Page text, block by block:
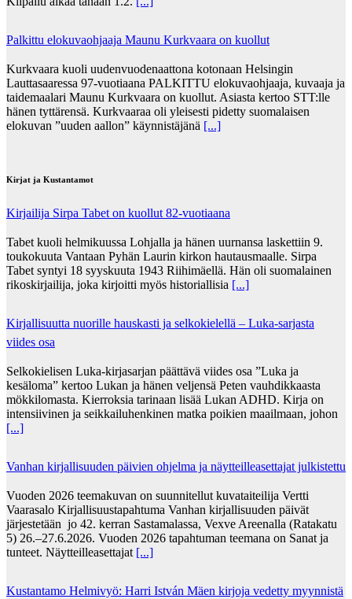
Palkittu elokuvaohjaaja Maunu Kurkvaara on kuollut
Kurkvaara kuoli uudenvuodenaattona kotonaan Helsingin
Lauttasaaressa 97-vuotiaana PALKITTU elokuvaohjaaja, kuvaaja ja
taidemaalari Maunu Kurkvaara on kuollut. Asiasta kertoo STT:lle
hänen tyttärensä. Kurkvaaraa oli yleisesti pidetty suomalaisen
elokuvan ”uuden aallon” käynnistäjänä [...]
Kirjat ja Kustantamot
Kirjailija Sirpa Tabet on kuollut 82-vuotiaana
Tabet kuoli helmikuussa Lohjalla ja hänen uurnansa laskettiin 9.
toukokuuta Vantaan Pyhän Laurin kirkon hautausmaalle. Sirpa
Tabet syntyi 18 syyskuuta 1943 Riihimäellä. Hän oli suomalainen
rikoskirjailija, joka kirjoitti myös historiallisia [...]
Kirjallisuutta nuorille hauskasti ja selkokielellä – Luka-sarjasta
viides osa
Selkokielisen Luka-kirjasarjan päättävä viides osa ”Luka ja
kesäloma” kertoo Lukan ja hänen veljensä Peten vauhdikkaasta
mökkilomasta. Kierroksia tarinaan lisää Lukan ADHD. Kirja on
intensiivinen ja seikkailuhenkinen matka poikien maailmaan, johon
[...]
Vanhan kirjallisuuden päivien ohjelma ja näytteilleasettajat julkistettu
Vuoden 2026 teemakuvan on suunnitellut kuvataiteilija Vertti
Vaarasalo Kirjallisuustapahtuma Vanhan kirjallisuuden päivät
järjestetään jo 42. kerran Sastamalassa, Vexve Areenalla (Ratakatu
5) 26.–27.6.2026. Vuoden 2026 tapahtuman teemana on Sanat ja
tunteet. Näytteilleasettajat [...]
Kustantamo Helmivyö: Harri István Mäen kirjoja vedetty myynnistä